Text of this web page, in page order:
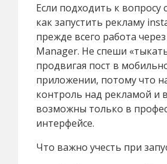
Если подходить к вопросу
как запустить рекламу
прежде всего работа
Manager. Не спеши
продвигая пост в
приложении, потому что
контроль над рекламой и
возможны только в
интерфейсе.
Что важно учесть при